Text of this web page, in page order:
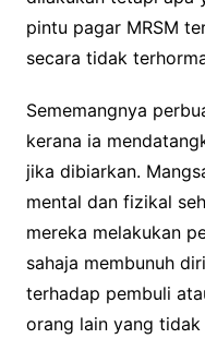
pintu pagar MRSM
secara tidak
Sememangnya
kerana ia
jika dibiarkan.
mental dan fizikal
mereka melakukan
sahaja membunuh
terhadap pembuli
orang lain yang tidak